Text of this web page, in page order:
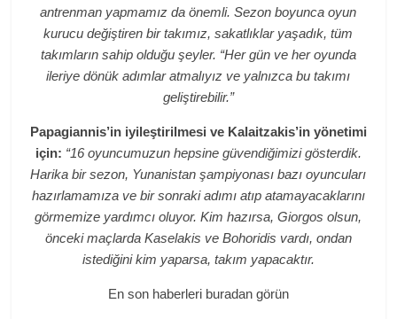
antrenman yapmamız da önemli. Sezon boyunca oyun
kurucu değiştiren bir takımız, sakatlıklar yaşadık, tüm
takımların sahip olduğu şeyler. “Her gün ve her oyunda
ileriye dönük adımlar atmalıyız ve yalnızca bu takımı
geliştirebilir.”
Papagiannis’in iyileştirilmesi ve Kalaitzakis’in yönetimi
için: “16 oyuncumuzun hepsine güvendiğimizi gösterdik.
Harika bir sezon, Yunanistan şampiyonası bazı oyuncuları
hazırlamamıza ve bir sonraki adımı atıp atamayacaklarını
görmemize yardımcı oluyor. Kim hazırsa, Giorgos olsun,
önceki maçlarda Kaselakis ve Bohoridis vardı, ondan
istediğini kim yaparsa, takım yapacaktır.
En son haberleri buradan görün